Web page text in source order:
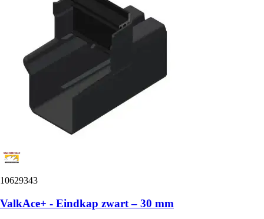
10629343
ValkAce+ - Eindkap zwart – 30 mm